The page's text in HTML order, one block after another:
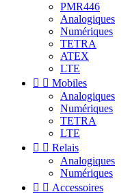
PMR446
Analogiques
Numériques
TETRA
ATEX
LTE
  Mobiles
Analogiques
Numériques
TETRA
LTE
  Relais
Analogiques
Numériques
  Accessoires